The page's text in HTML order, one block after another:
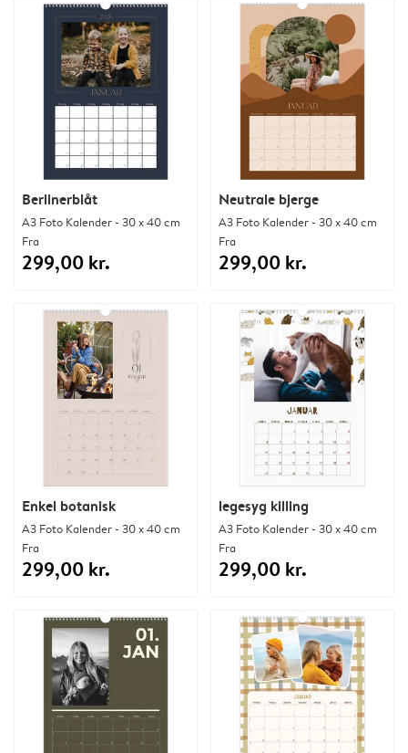
Berlinerblåt
A3 Foto Kalender - 30 x 40 cm
Fra
299,00 kr.
Neutrale bjerge
A3 Foto Kalender - 30 x 40 cm
Fra
299,00 kr.
Enkel botanisk
A3 Foto Kalender - 30 x 40 cm
Fra
299,00 kr.
legesyg killing
A3 Foto Kalender - 30 x 40 cm
Fra
299,00 kr.